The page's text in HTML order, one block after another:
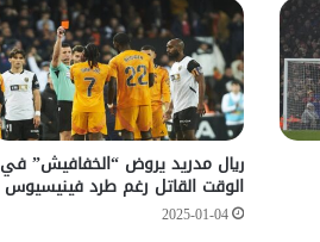
ريال مدريد ضد برشلونة في مواجهة
محتملة في نهائي كأس ملك إسبانيا
منتخب سوريا للشباب يتعادل مع قطر
ودياً استعداداً لكأس آسيا 2025
ريال مدريد يروض “الخفافيش” في
الوقت القاتل رغم طرد فينيسيوس
2025-01-04